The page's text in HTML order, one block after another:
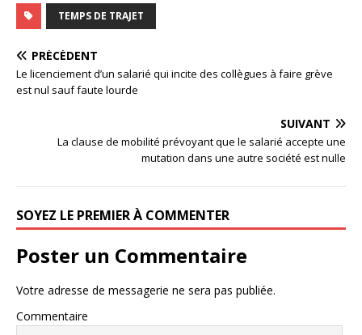
TEMPS DE TRAJET
PRÉCÉDENT
Le licenciement d’un salarié qui incite des collègues à faire grève
est nul sauf faute lourde
SUIVANT
La clause de mobilité prévoyant que le salarié accepte une
mutation dans une autre société est nulle
SOYEZ LE PREMIER À COMMENTER
Poster un Commentaire
Votre adresse de messagerie ne sera pas publiée.
Commentaire